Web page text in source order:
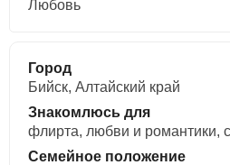
Любовь
Город
Бийск, Алтайский край
Знакомлюсь для
флирта, любви и романтики,
Семейное положение